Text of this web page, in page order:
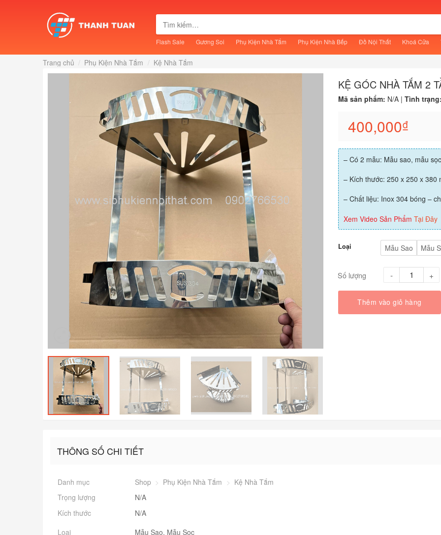
kiếm:
Flash Sale Gương Soi Phụ Kiện Nhà Tắm Phụ Kiện Nhà Bếp Đồ Nội Thất Khoá Cửa
Trang chủ / Phụ Kiện Nhà Tắm / Kệ Nhà Tắm
KỆ GÓC NHÀ TẮM 2
Mã sản phẩm: N/A | Tình
400,000₫
– Có 2 mẫu: Mẫu sao, mẫu sọc
– Kích thước: 250 x 250 x 380
– Chất liệu: Inox 304 bóng –
Xem Video Sản Phẩm Tại Đây
Loại Mẫu Sao Mẫu
Số lượng
Thêm vào giỏ hàng
THÔNG SỐ CHI TIẾT
Danh mục Shop > Phụ Kiện Nhà Tắm > Kệ Nhà Tắm
Trọng lượng
N/A
Kích thước
N/A
Loại
Mẫu Sao, Mẫu Sọc